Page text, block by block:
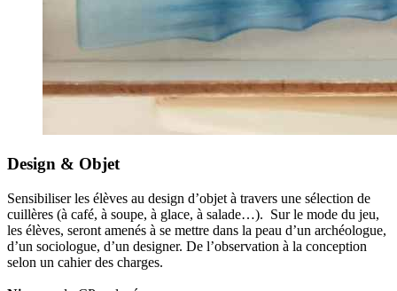
Design & Objet
Sensibiliser les élèves au design d’objet à travers une sélection de
cuillères (à café, à soupe, à glace, à salade…). Sur le mode du jeu,
les élèves, seront amenés à se mettre dans la peau d’un archéologue,
d’un sociologue, d’un designer. De l’observation à la conception
selon un cahier des charges.